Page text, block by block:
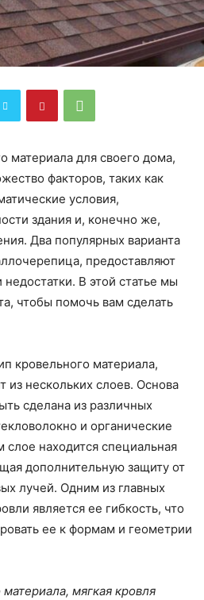
материала для своего дома,
факторов, таких как
условия,
здания и, конечно же,
Два популярных варианта
предоставляют
В этой статье мы
чтобы помочь вам сделать
кровельного материала,
из нескольких слоев. Основа
сделана из различных
и органические
находится специальная
дополнительную защиту от
лучей. Одним из главных
является ее гибкость, что
ее к формам и геометрии
мягкая кровля